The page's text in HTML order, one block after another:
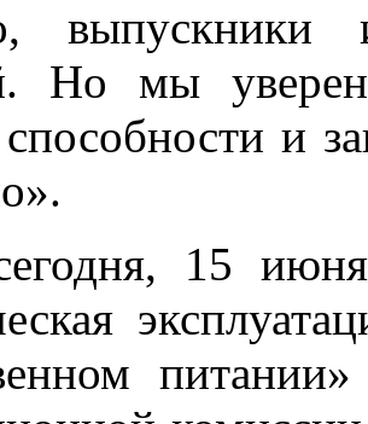
выпускники
Но мы
и
15
питании»